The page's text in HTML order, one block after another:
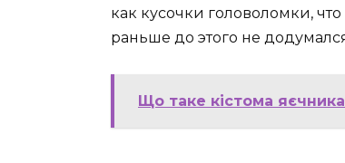
как кусочки головоломки,
раньше до этого не
Що таке кістома